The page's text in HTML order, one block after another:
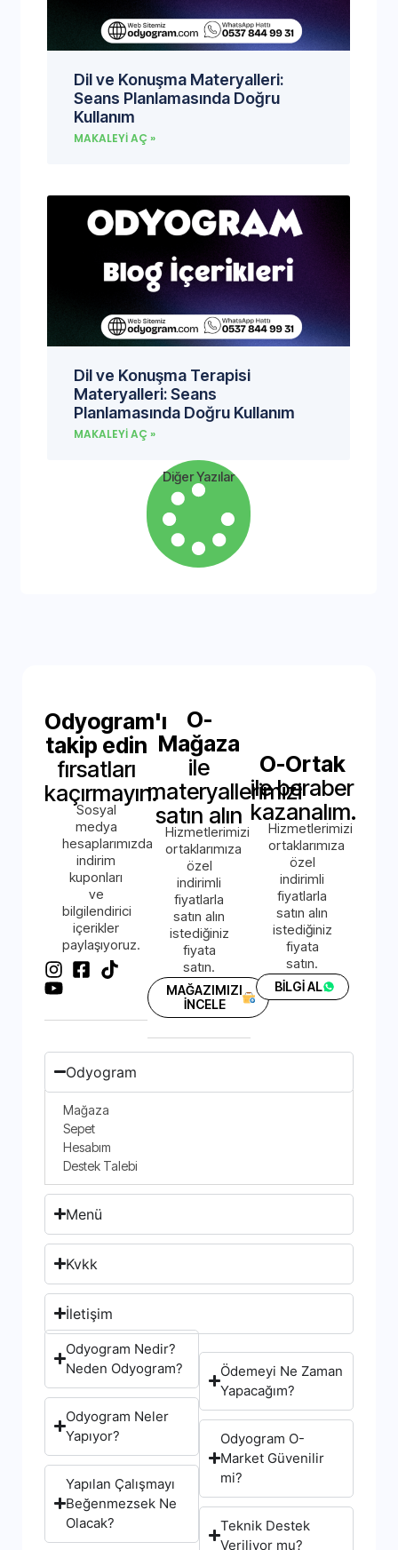
Dil ve Konuşma Materyalleri:
Seans Planlamasında Doğru
Kullanım
MAKALEYI AÇ »
Dil ve Konuşma Terapisi
Materyalleri: Seans
Planlamasında Doğru Kullanım
MAKALEYI AÇ »
Diğer Yazılar
Odyogram'ı
takip edin
fırsatları
kaçırmayın.
Sosyal
medya
hesaplarımızda
indirim
kuponları
ve
bilgilendirici
içerikler
paylaşıyoruz.
O-
Mağaza
ile
materyallerimizi
satın alın
Hizmetlerimizi
ortaklarımıza
özel
indirimli
fiyatlarla
satın alın
istediğiniz
fiyata
satın.
MAĞAZIMIZI
İNCELE
O-Ortak
ile beraber
kazanalım.
Hizmetlerimizi
ortaklarımıza
özel
indirimli
fiyatlarla
satın alın
istediğiniz
fiyata
satın.
BİLGİ AL
Odyogram
Mağaza
Sepet
Hesabım
Destek Talebi
Menü
Kvkk
İletişim
Odyogram Nedir?
Neden Odyogram?
Odyogram Neler
Yapıyor?
Yapılan Çalışmayı
Beğenmezsek Ne
Olacak?
Ödemeyi Ne Zaman
Yapacağım?
Odyogram O-
Market Güvenilir
mi?
Teknik Destek
Veriliyor mu?